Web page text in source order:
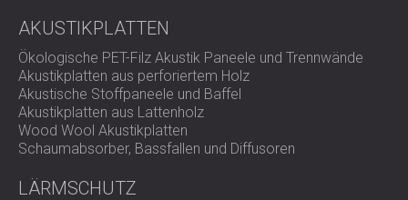
AKUSTIKPLATTEN
Ökologische PET-Filz Akustik Paneele und Trennwände
Akustikplatten aus perforiertem Holz
Akustische Stoffpaneele und Baffel
Akustikplatten aus Lattenholz
Wood Wool Akustikplatten
Schaumabsorber, Bassfallen und Diffusoren
LÄRMSCHUTZ